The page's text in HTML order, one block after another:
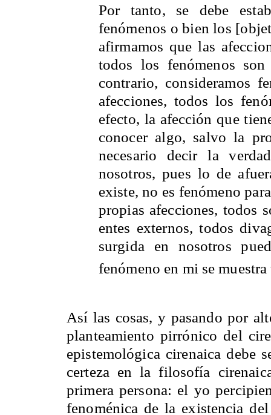
Por tanto, se debe
fenómenos o bien los
afirmamos que las
todos los fenómenos
contrario, consideramos
afecciones, todos los
efecto, la afección que
conocer algo, salvo la
necesario decir la
nosotros, pues lo de
existe, no es fenómeno
propias afecciones, todos
entes externos, todos
surgida en nosotros
fenómeno en mi se
Así las cosas, y pasando por
planteamiento pirrónico del
epistemológica cirenaica debe
certeza en la filosofía
primera persona: el yo
fenoménica de la existencia